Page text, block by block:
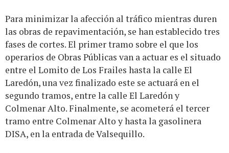
Para minimizar la afección al tráfico mientras duren
las obras de repavimentación, se han establecido tres
fases de cortes. El primer tramo sobre el que los
operarios de Obras Públicas van a actuar es el situado
entre el Lomito de Los Frailes hasta la calle El
Laredón, una vez finalizado este se actuará en el
segundo tramos, entre la calle El Laredón y
Colmenar Alto. Finalmente, se acometerá el tercer
tramo entre Colmenar Alto y hasta la gasolinera
DISA, en la entrada de Valsequillo.